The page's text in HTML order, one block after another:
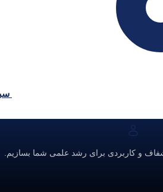
و کاربردی برای رشد علمی شما بسازیم.